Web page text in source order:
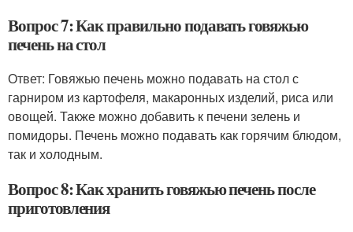
Вопрос 7: Как правильно подавать говяжью
печень на стол
Ответ: Говяжью печень можно подавать на стол с
гарниром из картофеля, макаронных изделий, риса или
овощей. Также можно добавить к печени зелень и
помидоры. Печень можно подавать как горячим блюдом,
так и холодным.
Вопрос 8: Как хранить говяжью печень после
приготовления